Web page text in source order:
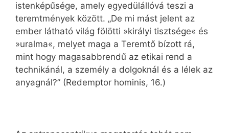
istenképűsége, amely egyedülállóvá teszi a
teremtmények között. „De mi mást jelent az
ember látható világ fölötti »királyi tisztsége« és
»uralma«, melyet maga a Teremtő bízott rá,
mint hogy magasabbrendű az etikai rend a
technikánál, a személy a dolgoknál és a lélek az
anyagnál?” (Redemptor hominis, 16.)